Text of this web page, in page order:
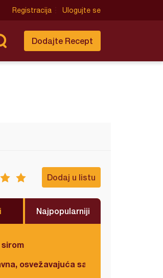
Registracija Ulogujte se
Dodajte Recept
Dodaj u listu
Najpopularniji
osvežavajuća salata